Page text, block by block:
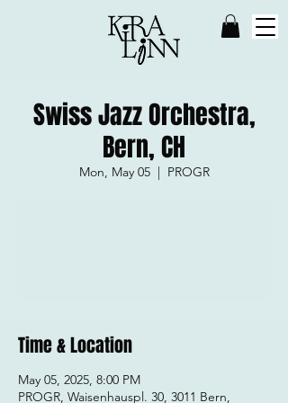
Swiss Jazz Orchestra,
Bern, CH
Mon, May 05
  |
PROGR
Time & Location
May 05, 2025, 8:00 PM
PROGR, Waisenhauspl. 30, 3011 Bern,